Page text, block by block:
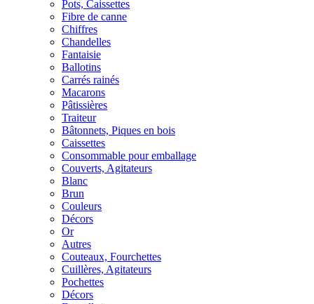
Pots, Caissettes
Fibre de canne
Chiffres
Chandelles
Fantaisie
Ballotins
Carrés rainés
Macarons
Pâtissières
Traiteur
Bâtonnets, Piques en bois
Caissettes
Consommable pour emballage
Couverts, Agitateurs
Blanc
Brun
Couleurs
Décors
Or
Autres
Couteaux, Fourchettes
Cuillères, Agitateurs
Pochettes
Décors